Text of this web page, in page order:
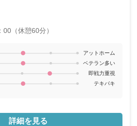
（休憩60分）
アットホーム
ベテラン多い
即戦力重視
テキパキ
詳細を見る